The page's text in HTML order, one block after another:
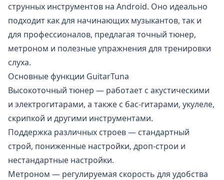
струнных инструментов на Android. Оно идеально
подходит как для начинающих музыкантов, так и
для профессионалов, предлагая точный тюнер,
метроном и полезные упражнения для тренировки
слуха.
Основные функции GuitarTuna
Высокоточный тюнер — работает с акустическими
и электрогитарами, а также с бас-гитарами, укулеле,
скрипкой и другими инструментами.
Поддержка различных строев — стандартный
строй, пониженные настройки, дроп-строи и
нестандартные настройки.
Метроном — регулируемая скорость для удобства